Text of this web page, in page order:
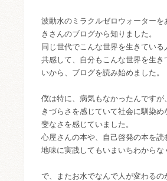
波動水のミラクルゼロウォーターを
きさんのブログから知りました。
同じ世代でこんな世界を生きている
共感して、自分もこんな世界を生き
いから、ブログを読み始めました。
僕は特に、病気もなかったんですが
きづらさを感じていて社会に馴染め
斐なさを感じていました。
心屋さんの本や、自己啓発の本を読
地味に実践してもいまいちわからな
で、またお水でなんで人が変わるの